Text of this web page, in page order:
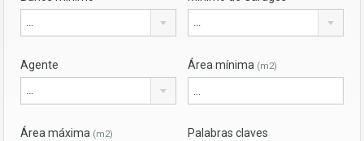
... ...
Agente
...
Área mínima (m2)
Área máxima (m2) Palabras claves